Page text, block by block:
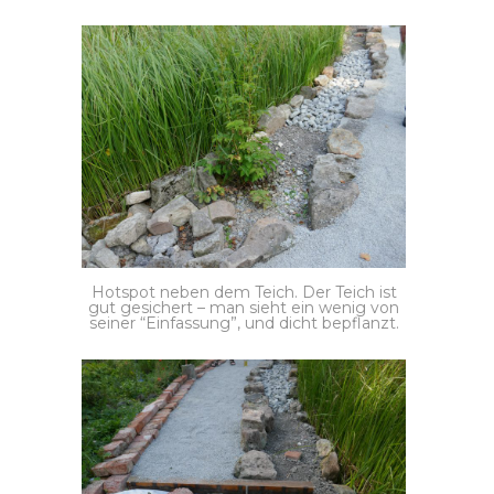
Hotspot neben dem Teich. Der Teich ist
gut gesichert – man sieht ein wenig von
seiner “Einfassung”, und dicht bepflanzt.